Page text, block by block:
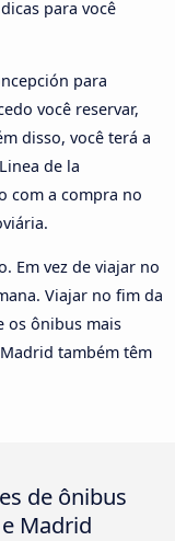
para você
para
você reservar,
disso, você terá a
de la
com a compra no
Em vez de viajar no
Viajar no fim da
os ônibus mais
também têm
de ônibus
Madrid